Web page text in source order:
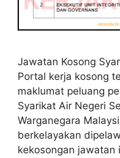
Jawatan Kosong
Portal kerja kosong
maklumat peluang
Syarikat Air Negeri
Warganegara
berkelayakan
kekosongan